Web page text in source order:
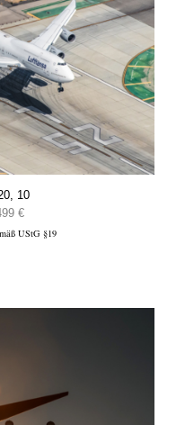
10
€Preisspanne:
199 €
UStG §19